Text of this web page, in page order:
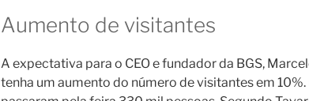
Aumento de visitantes
A expectativa para o CEO e fundador da BGS,
tenha um aumento do número de visitantes em 10%.